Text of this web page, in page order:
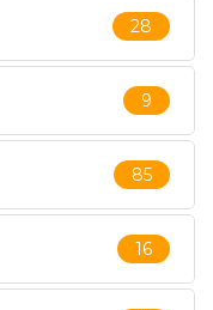
28
9
85
16